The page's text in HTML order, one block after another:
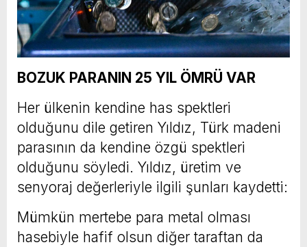
BOZUK PARANIN 25 YIL ÖMRÜ VAR
Her ülkenin kendine has spektleri
olduğunu dile getiren Yıldız, Türk madeni
parasının da kendine özgü spektleri
olduğunu söyledi. Yıldız, üretim ve
senyoraj değerleriyle ilgili şunları kaydetti:
Mümkün mertebe para metal olması
hasebiyle hafif olsun diğer taraftan da